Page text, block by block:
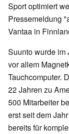
Sport optimiert
Pressemeldung
Vantaa in
Suunto wurde im
vor allem
Tauchcomputer.
22 Jahren zu
500 Mitarbeiter
erst seit dem
bereits für